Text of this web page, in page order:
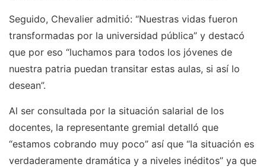
Seguido, Chevalier admitió: “Nuestras vidas fueron
transformadas por la universidad pública” y destacó
que por eso “luchamos para todos los jóvenes de
nuestra patria puedan transitar estas aulas, si así lo
desean”.
Al ser consultada por la situación salarial de los
docentes, la representante gremial detalló que
“estamos cobrando muy poco” así que “la situación es
verdaderamente dramática y a niveles inéditos” ya que